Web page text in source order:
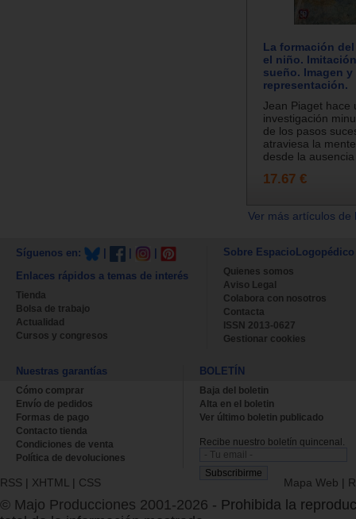
La formación
el niño.
sueño. Imagen y
representación.
Jean Piaget hace
investigación
de los pasos
atraviesa la
desde la
17.67 €
Ver más artículos
Síguenos en:
Enlaces rápidos a temas de interés
Tienda
Bolsa de trabajo
Actualidad
Cursos y congresos
Sobre EspacioLogopédico
Quienes somos
Aviso Legal
Colabora con nosotros
Contacta
ISSN 2013-0627
Gestionar cookies
Nuestras garantías
Cómo comprar
Envío de pedidos
Formas de pago
Contacto tienda
Condiciones de venta
Política de devoluciones
BOLETÍN
Baja del boletin
Alta en el boletin
Ver último boletin publicado
Recibe nuestro boletín quincenal.
RSS | XHTML | CSS Mapa Web |
© Majo Producciones 2001-2026 - Prohibida la